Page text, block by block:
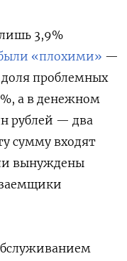
3,9%
«плохими» —
доля проблемных
а в денежном
рублей — два
сумму входят
вынуждены
заемщики